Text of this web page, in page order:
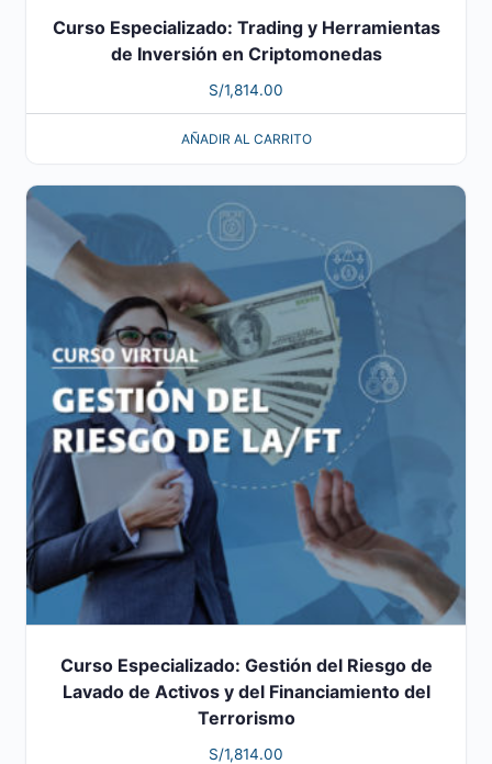
Curso Especializado: Trading y Herramientas
de Inversión en Criptomonedas
S/1,814.00
AÑADIR AL CARRITO
Curso Especializado: Gestión del Riesgo de
Lavado de Activos y del Financiamiento del
Terrorismo
S/1,814.00